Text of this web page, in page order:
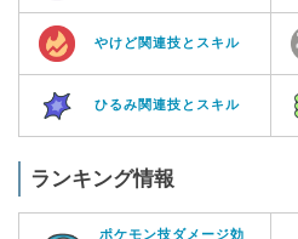
やけど関連技とスキル
ひるみ関連技とスキル
ランキング情報
ポケモン技ダメージ効